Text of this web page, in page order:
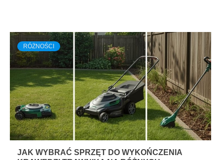
RÓŻNOŚCI
JAK WYBRAĆ SPRZĘT DO WYKOŃCZENIA